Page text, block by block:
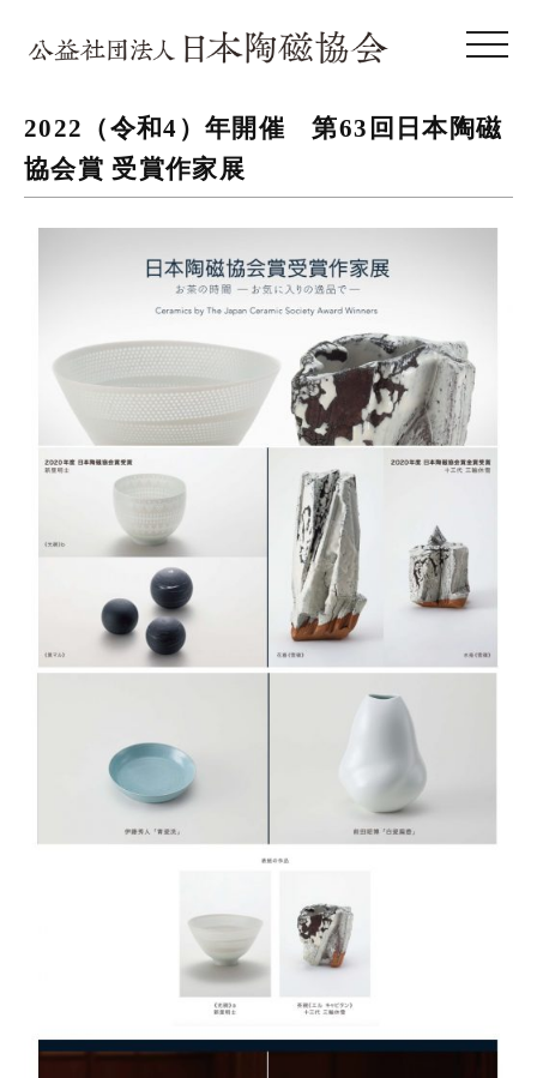
toggle
2022（令和4）年開催 第63回日本陶磁
協会賞 受賞作家展